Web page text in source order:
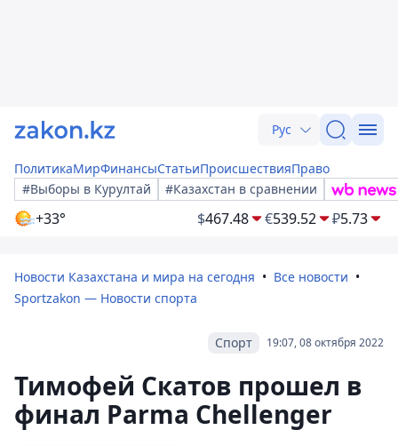
Рус
ПолитикаМирФинансыСтатьиПроисшествияПраво
#Выборы в Курултай
#Казахстан в сравнении
+33° $467.48 €539.52 ₽5.73
Новости Казахстана и мира на сегодня
Все новости
Sportzakon — Новости спорта
19:07, 08 октября 2022
Спорт
Тимофей Скатов прошел в
финал Parma Chellenger